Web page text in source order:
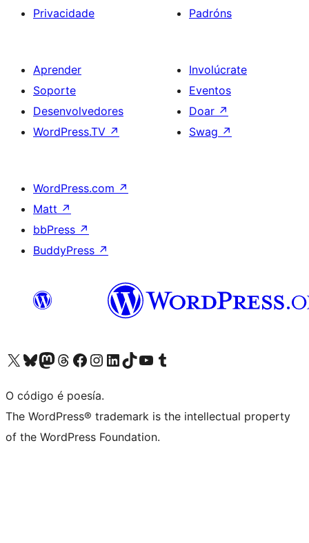
Privacidade
Padróns
Aprender
Soporte
Desenvolvedores
WordPress.TV ↗
Involúcrate
Eventos
Doar ↗
Swag ↗
WordPress.com ↗
Matt ↗
bbPress ↗
BuddyPress ↗
Visita la cuenta de X (anteriormente Twitter)
Visita a nosa conta de Bluesky
Visita a nosa conta de Mastodon
Visita a nosa conta de Threads
Visita a nosa páxina de Facebook
Visita a nosa conta de Instagram
Visita a nosa conta de LinkedIn
Visita a nosa conta de TikTok
Visita a nosa canle de YouTube
Visita a nosa conta de Tumblr
O código é poesía.
The WordPress® trademark is the intellectual property
of the WordPress Foundation.